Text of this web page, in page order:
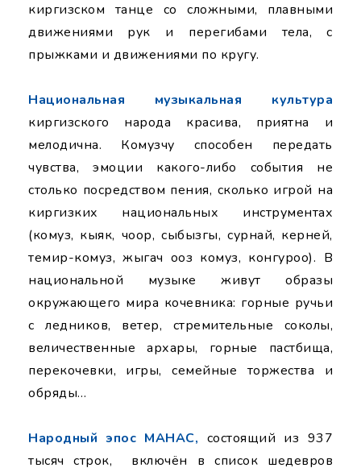
киргизском танце со сложными, плавными
движениями рук и перегибами тела, с
прыжками и движениями по кругу.
Национальная музыкальная культура
киргизского народа красива, приятна и
мелодична. Комузчу способен передать
чувства, эмоции какого-либо события не
столько посредством пения, сколько игрой на
киргизких национальных инструментах
(комуз, кыяк, чоор, сыбызгы, сурнай, керней,
темир-комуз, жыгач ооз комуз, конгуроо). В
национальной музыке живут образы
окружающего мира кочевника: горные ручьи
с ледников, ветер, стремительные соколы,
величественные архары, горные пастбища,
перекочевки, игры, семейные торжества и
обряды…
Народный эпос МАНАС, состоящий из 937
тысяч строк, включён в список шедевров